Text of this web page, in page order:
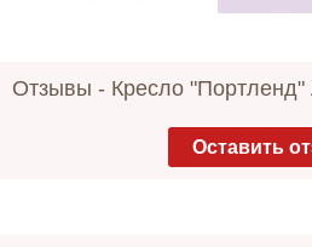
Отзывы - Кресло "Портленд"
Оставить